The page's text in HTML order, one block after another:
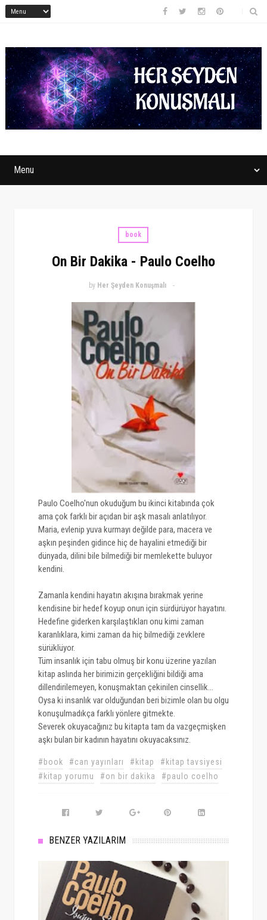
book
On Bir Dakika - Paulo Coelho
by Her Şeyden Konuşmalı
Paulo Coelho'nun okuduğum bu ikinci kitabında çok
ama çok farklı bir açıdan bir aşk masalı anlatılıyor.
Maria, evlenip yuva kurmayı değilde para, macera ve
aşkın peşinden gidince hiç de hayalini etmediği bir
dünyada, dilini bile bilmediği bir memlekette buluyor
kendini.
Zamanla kendini hayatın akışına bırakmak yerine
kendisine bir hedef koyup onun için sürdürüyor hayatını.
Hedefine giderken karşılaştıkları onu kimi zaman
karanlıklara, kimi zaman da hiç bilmediği zevklere
sürüklüyor.
Tüm insanlık için tabu olmuş bir konu üzerine yazılan
kitap aslında her birimizin gerçekliğini bildiği ama
dillendirilemeyen, konuşmaktan çekinilen cinsellik...
Oysa ki insanlık var olduğundan beri bizimle olan bu olgu
konuşulmadıkça farklı yönlere gitmekte.
Severek okuyacağınız bu kitapta tam da vazgeçmişken
aşkı bulan bir kadının hayatını okuyacaksınız.
#book #can yayınları #kitap
#kitap tavsiyesi
#kitap yorumu
#on bir dakika #paulo coelho
BENZER YAZILARIM